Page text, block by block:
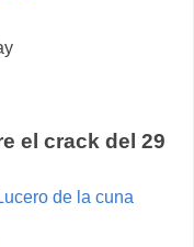
el crack del 29
de la cuna